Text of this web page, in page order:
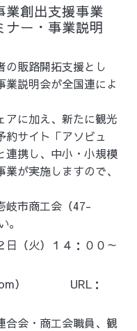
業創出支援事業
ナー・事業説明
の販路開拓支援とし
業説明会が全国連によ
アに加え、新たに観光
約サイト「アソビュ
連携し、中小・小規模
が実施しますので、
岐市商工会（47-
（火）１４：００～
） URL ：
会・商工会職員、観